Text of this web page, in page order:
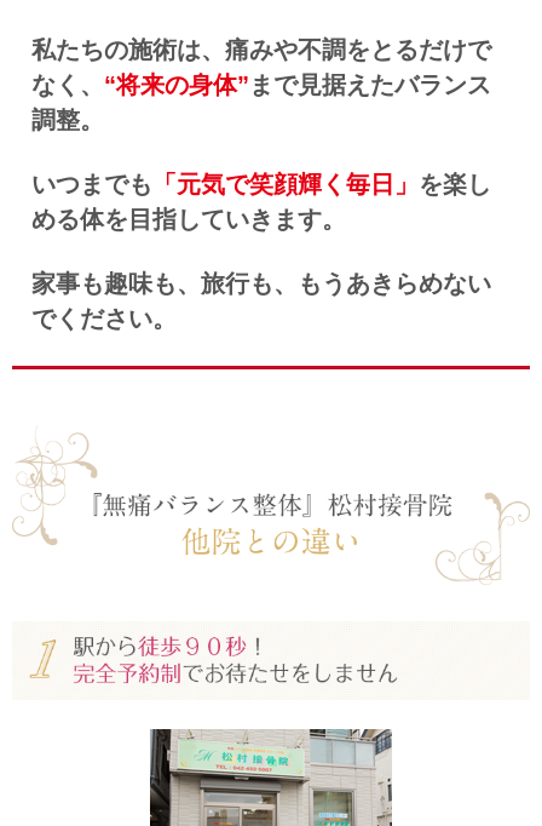
私たちの施術は、痛みや不調をとるだけで
なく、 “将来の身体” まで見据えたバランス
調整。
いつまでも 「元気で笑顔輝く毎日」 を楽し
める体を目指していきます。
家事も趣味も、旅行も、もうあきらめない
でください。